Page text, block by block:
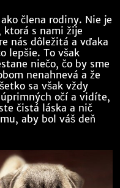
člena rodiny. Nie je
ktorá s nami žije
nás dôležitá a vďaka
lepšie. To však
niečo, čo by sme
nenahnevá a že
sa však vždy
očí a vidíte,
čistá láska a nič
aby bol váš deň